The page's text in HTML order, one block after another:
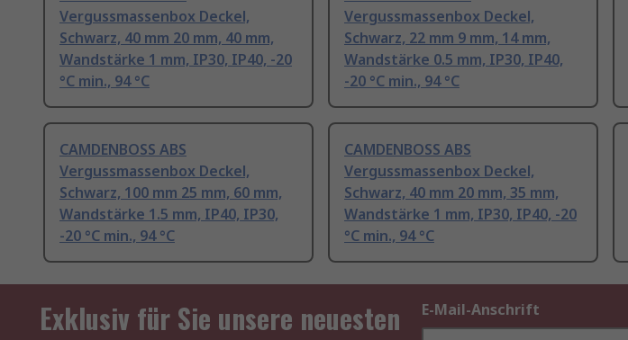
Vergussmassenbox Deckel,
Schwarz, 40 mm 20 mm, 40 mm,
Wandstärke 1 mm, IP30, IP40, -20
°C min., 94 °C
Vergussmassenbox Deckel,
Schwarz, 22 mm 9 mm, 14 mm,
Wandstärke 0.5 mm, IP30, IP40,
-20 °C min., 94 °C
CAMDENBOSS ABS
Vergussmassenbox Deckel,
Schwarz, 100 mm 25 mm, 60 mm,
Wandstärke 1.5 mm, IP40, IP30,
-20 °C min., 94 °C
CAMDENBOSS ABS
Vergussmassenbox Deckel,
Schwarz, 40 mm 20 mm, 35 mm,
Wandstärke 1 mm, IP30, IP40, -20
°C min., 94 °C
Exklusiv für Sie unsere neuesten
E-Mail-Anschrift